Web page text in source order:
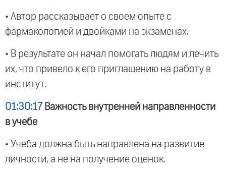
• Автор рассказывает о своем опыте с
фармакологией и двойками на экзаменах.
• В результате он начал помогать людям и лечить
их, что привело к его приглашению на работу в
институт.
01:30:17 Важность внутренней направленности
в учебе
• Учеба должна быть направлена на развитие
личности, а не на получение оценок.